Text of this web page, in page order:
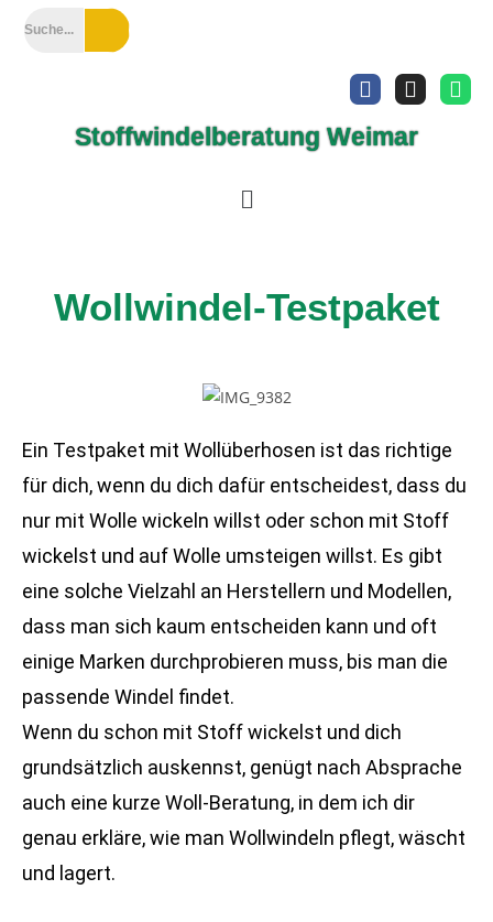
Stoffwindelberatung Weimar
Wollwindel-Testpaket
Ein Testpaket mit Wollüberhosen ist das richtige
für dich, wenn du dich dafür entscheidest, dass du
nur mit Wolle wickeln willst oder schon mit Stoff
wickelst und auf Wolle umsteigen willst. Es gibt
eine solche Vielzahl an Herstellern und Modellen,
dass man sich kaum entscheiden kann und oft
einige Marken durchprobieren muss, bis man die
passende Windel findet.
Wenn du schon mit Stoff wickelst und dich
grundsätzlich auskennst, genügt nach Absprache
auch eine kurze Woll-Beratung, in dem ich dir
genau erkläre, wie man Wollwindeln pflegt, wäscht
und lagert.